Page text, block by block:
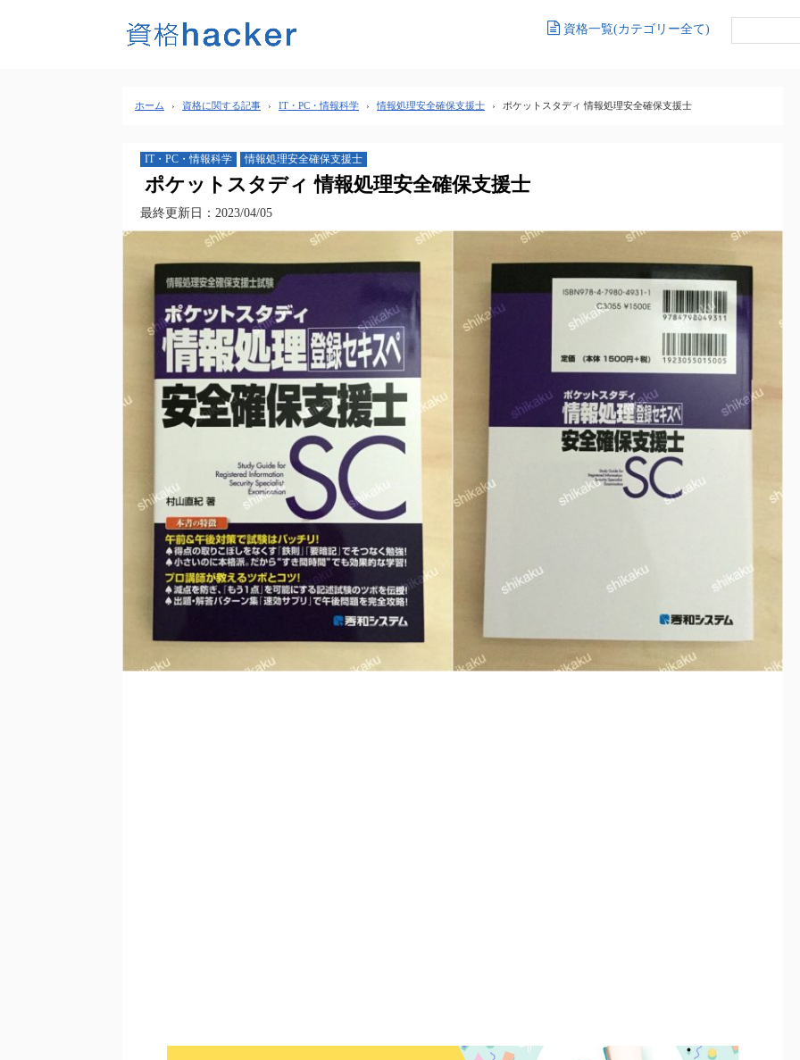
資格一覧(カテゴリー全て)
ホーム › 資格に関する記事 › IT・PC・情報科学 › 情報処理安全確保支援士 › ポケットスタディ 情報処理安全確保支援士
IT・PC・情報科学 情報処理安全確保支援士
ポケットスタディ 情報処理安全確保支援士
最終更新日：2023/04/05